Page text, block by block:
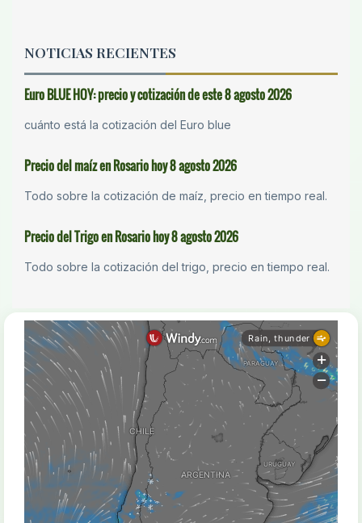
NOTICIAS RECIENTES
Euro BLUE HOY: precio y cotización de este 8 agosto 2026
cuánto está la cotización del Euro blue
Precio del maíz en Rosario hoy 8 agosto 2026
Todo sobre la cotización de maíz, precio en tiempo real.
Precio del Trigo en Rosario hoy 8 agosto 2026
Todo sobre la cotización del trigo, precio en tiempo real.